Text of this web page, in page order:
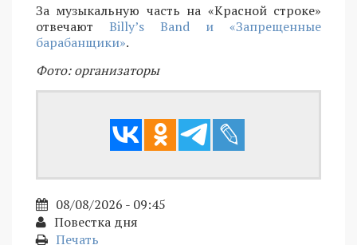
За музыкальную часть на «Красной строке»
отвечают Billy’s Band и «Запрещенные
барабанщики».
Фото: организаторы
08/08/2026 - 09:45
Повестка дня
Печать